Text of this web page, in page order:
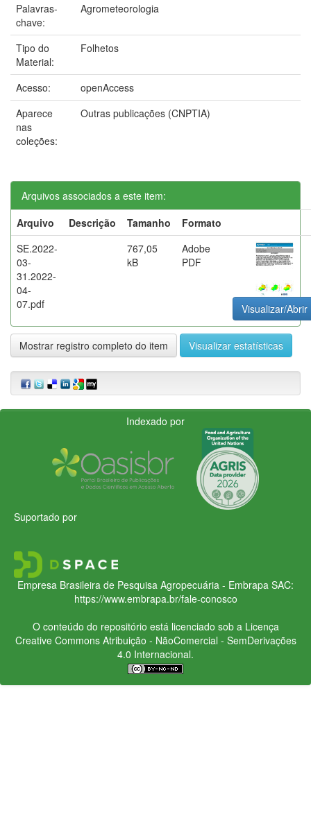
Palavras-
chave:
Agrometeorologia
Tipo do
Material:
Folhetos
Acesso:
openAccess
Aparece
nas
coleções:
Outras publicações (CNPTIA)
Arquivos associados a este item:
Arquivo
Descrição Tamanho
Formato
SE.2022-
03-
31.2022-
04-
07.pdf
767,05
kB
Adobe
PDF
Visualizar/Abrir
Mostrar registro completo do item Visualizar estatísticas
Indexado por
Suportado por
Empresa Brasileira de Pesquisa Agropecuária - Embrapa SAC:
https://www.embrapa.br/fale-conosco
O conteúdo do repositório está licenciado sob a Licença
Creative CommonsAtribuição - NãoComercial - SemDerivações
4.0 Internacional.